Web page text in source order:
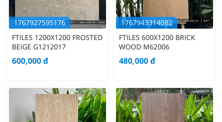
1767927595176
FTILES 1200X1200 FROSTED
BEIGE G1212017
600,000đ
1767943314082
FTILES 600X1200 BRICK
WOOD M62006
480,000đ